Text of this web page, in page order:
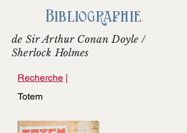
Bibliographie
de Sir Arthur Conan Doyle /
Sherlock Holmes
Recherche |
Totem